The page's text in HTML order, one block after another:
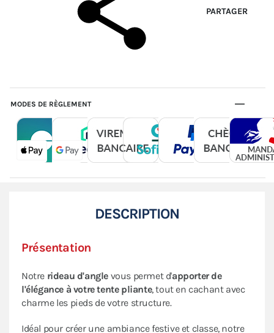
PARTAGER
MODES DE RÈGLEMENT
DESCRIPTION
Présentation
Notre rideau d'angle vous permet d'apporter de
l'élégance à votre tente pliante, tout en cachant avec
charme les pieds de votre structure.
Idéal pour créer une ambiance festive et classe, notre